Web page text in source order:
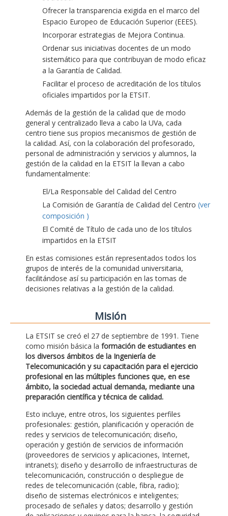
Ofrecer la transparencia exigida en el marco del
Espacio Europeo de Educación Superior (EEES).
Incorporar estrategias de Mejora Continua.
Ordenar sus iniciativas docentes de un modo
sistemático para que contribuyan de modo eficaz
a la Garantía de Calidad.
Facilitar el proceso de acreditación de los títulos
oficiales impartidos por la ETSIT.
Además de la gestión de la calidad que de modo
general y centralizado lleva a cabo la UVa, cada
centro tiene sus propios mecanismos de gestión de
la calidad. Así, con la colaboración del profesorado,
personal de administración y servicios y alumnos, la
gestión de la calidad en la ETSIT la llevan a cabo
fundamentalmente:
El/La Responsable del Calidad del Centro
La Comisión de Garantía de Calidad del Centro (ver
composición )
El Comité de Título de cada uno de los títulos
impartidos en la ETSIT
En estas comisiones están representados todos los
grupos de interés de la comunidad universitaria,
facilitándose así su participación en las tomas de
decisiones relativas a la gestión de la calidad.
Misión
La ETSIT se creó el 27 de septiembre de 1991. Tiene
como misión básica la formación de estudiantes en
los diversos ámbitos de la Ingeniería de
Telecomunicación y su capacitación para el ejercicio
profesional en las múltiples funciones que, en ese
ámbito, la sociedad actual demanda, mediante una
preparación científica y técnica de calidad.
Esto incluye, entre otros, los siguientes perfiles
profesionales: gestión, planificación y operación de
redes y servicios de telecomunicación; diseño,
operación y gestión de servicios de información
(proveedores de servicios y aplicaciones, Internet,
intranets); diseño y desarrollo de infraestructuras de
telecomunicación, construcción o despliegue de
redes de telecomunicación (cable, fibra, radio);
diseño de sistemas electrónicos e inteligentes;
procesado de señales y datos; desarrollo y gestión